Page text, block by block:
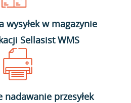
wysyłek w magazynie
Sellasist WMS
nadawanie przesyłek